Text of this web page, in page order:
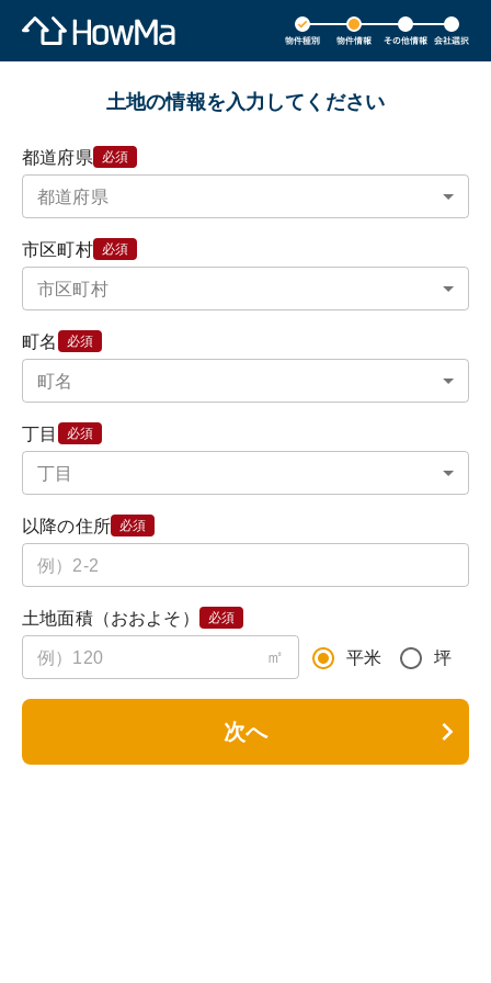
土地の情報を入力してください
都道府県 必須
市区町村 必須
町名 必須
丁目 必須
以降の住所 必須
土地面積（おおよそ） 必須
㎡ 平米 坪
次へ